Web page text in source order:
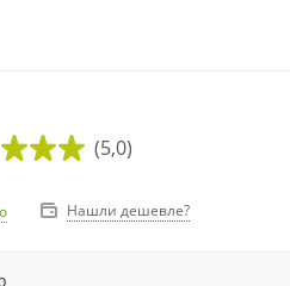
(5,0)
Нашли дешевле?